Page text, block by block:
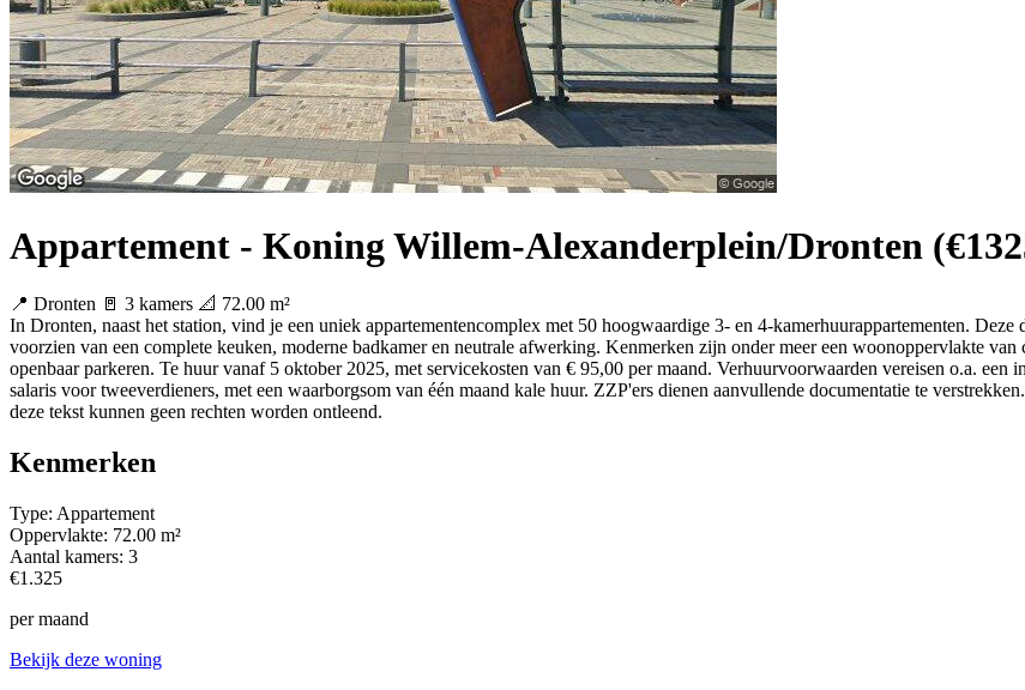
Appartement - Koning Willem-Alexanderplein/Dronten
📍 Dronten 🚪 3 kamers 📐 72.00 m²
In Dronten, naast het station, vind je een uniek appartementencomplex met 50 hoogwaardige 3- en 4-kamerhuurappartementen.
voorzien van een complete keuken, moderne badkamer en neutrale afwerking. Kenmerken zijn onder meer een woonoppervlakte
openbaar parkeren. Te huur vanaf 5 oktober 2025, met servicekosten van € 95,00 per maand. Verhuurvoorwaarden vereisen o.a.
salaris voor tweeverdieners, met een waarborgsom van één maand kale huur. ZZP'ers dienen aanvullende documentatie te
deze tekst kunnen geen rechten worden ontleend.
Kenmerken
Type: Appartement
Oppervlakte: 72.00 m²
Aantal kamers: 3
€1.325
per maand
Bekijk deze woning